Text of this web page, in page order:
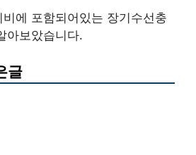
에 포함되어있는 장기수선충
아보았습니다.
글